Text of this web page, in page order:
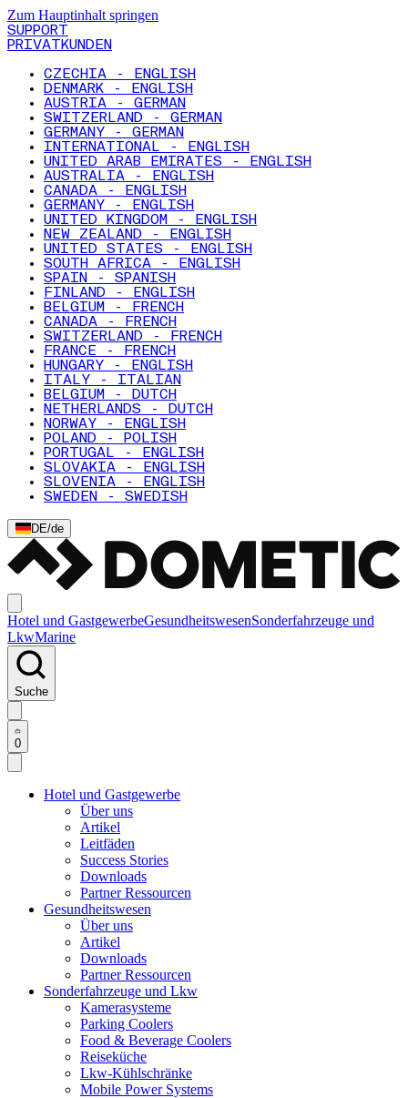
Zum Hauptinhalt springen
SUPPORT
PRIVATKUNDEN
CZECHIA - ENGLISH
DENMARK - ENGLISH
AUSTRIA - GERMAN
SWITZERLAND - GERMAN
GERMANY - GERMAN
INTERNATIONAL - ENGLISH
UNITED ARAB EMIRATES - ENGLISH
AUSTRALIA - ENGLISH
CANADA - ENGLISH
GERMANY - ENGLISH
UNITED KINGDOM - ENGLISH
NEW ZEALAND - ENGLISH
UNITED STATES - ENGLISH
SOUTH AFRICA - ENGLISH
SPAIN - SPANISH
FINLAND - ENGLISH
BELGIUM - FRENCH
CANADA - FRENCH
SWITZERLAND - FRENCH
FRANCE - FRENCH
HUNGARY - ENGLISH
ITALY - ITALIAN
BELGIUM - DUTCH
NETHERLANDS - DUTCH
NORWAY - ENGLISH
POLAND - POLISH
PORTUGAL - ENGLISH
SLOVAKIA - ENGLISH
SLOVENIA - ENGLISH
SWEDEN - SWEDISH
DE/de
Hotel und GastgewerbeGesundheitswesenSonderfahrzeuge und
LkwMarine
Suche
0
Hotel und Gastgewerbe
Über uns
Artikel
Leitfäden
Success Stories
Downloads
Partner Ressourcen
Gesundheitswesen
Über uns
Artikel
Downloads
Partner Ressourcen
Sonderfahrzeuge und Lkw
Kamerasysteme
Parking Coolers
Food & Beverage Coolers
Reiseküche
Lkw-Kühlschränke
Mobile Power Systems